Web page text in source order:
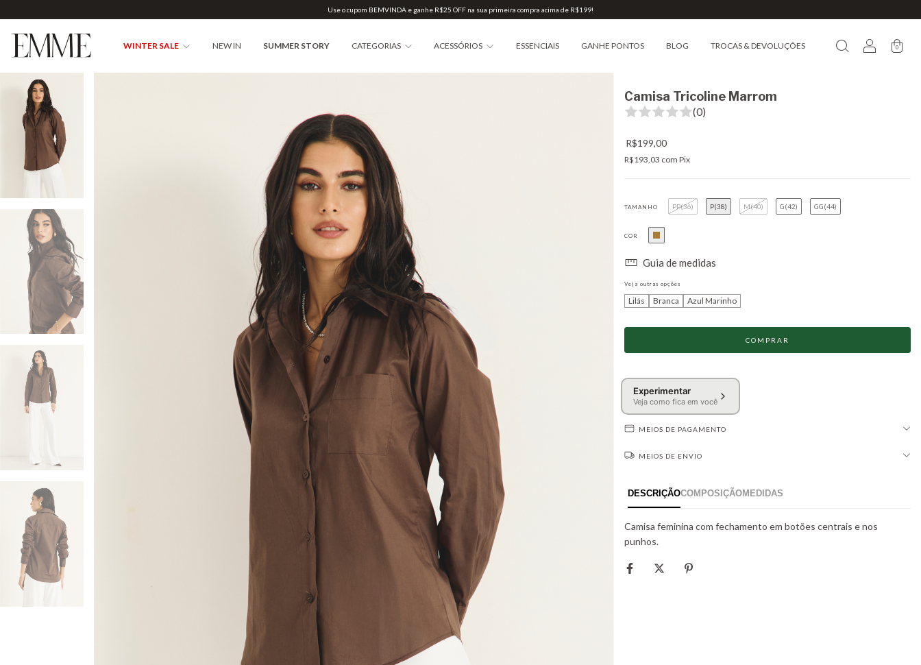
Use o cupom BEMVINDA e ganhe R$25 OFF na sua primeira compra acima de R$199!
WINTER SALE NEW IN SUMMER STORY CATEGORIAS ACESSÓRIOS ESSENCIAIS GANHE PONTOS BLOG TROCAS & DEVOLUÇÕES 0
Camisa Tricoline Marrom
(0)
R$199,00
R$193,03 com Pix
TAMANHO PP(36) P(38) M(40) G(42) GG(44)
COR
Guia de medidas
Veja outras opções
Lilás Branca Azul Marinho
Experimentar
Veja como fica em você
MEIOS DE PAGAMENTO
MEIOS DE ENVIO